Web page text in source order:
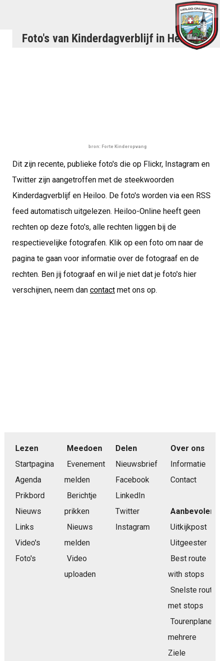
Foto's van Kinderdagverblijf in Heiloo
bron: Forte Kinderopvang
Dit zijn recente, publieke foto's die op Flickr, Instagram en
Twitter zijn aangetroffen met de steekwoorden
Kinderdagverblijf en Heiloo. De foto's worden via een RSS
feed automatisch uitgelezen. Heiloo-Online heeft geen
rechten op deze foto's, alle rechten liggen bij de
respectievelijke fotografen. Klik op een foto om naar de
pagina te gaan voor informatie over de fotograaf en de
rechten. Ben jij fotograaf en wil je niet dat je foto's hier
verschijnen, neem dan contactmet ons op.
Lezen
Startpagina
Agenda
Prikbord
Nieuws
Links
Video's
Foto's
Meedoen
Evenement
melden
Berichtje
prikken
Nieuws
melden
Video
uploaden
Delen
Nieuwsbrief
Facebook
LinkedIn
Twitter
Instagram
Over ons
Informatie
Contact
Aanbevolen
Uitkijkpost
Uitgeester
Best route
with stops
Snelste route
met stops
Tourenplaner
mehrere
Ziele